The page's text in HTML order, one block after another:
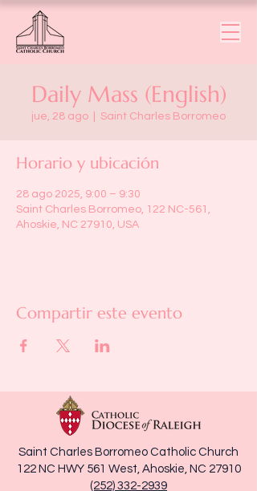
Daily Mass (English)
jue, 28 ago Saint Charles Borromeo
Horario y ubicación
28 ago 2025, 9:00 – 9:30
Saint Charles Borromeo, 122 NC-561,
Ahoskie, NC 27910, USA
Compartir este evento
Saint Charles Borromeo Catholic Church
122 NC HWY 561 West, Ahoskie, NC 27910
(252) 332-2939